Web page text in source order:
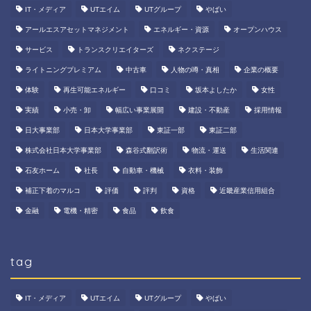
IT・メディア UTエイム UTグループ やばい
アールエスアセットマネジメント エネルギー・資源 オープンハウス
サービス トランスクリエイターズ ネクステージ
ライトニングプレミアム 中古車 人物の噂・真相 企業の概要
体験 再生可能エネルギー 口コミ 坂本よしたか 女性
実績 小売・卸 幅広い事業展開 建設・不動産 採用情報
日大事業部 日本大学事業部 東証一部 東証二部
株式会社日本大学事業部 森谷式翻訳術 物流・運送 生活関連
石友ホーム 社長 自動車・機械 衣料・装飾
補正下着のマルコ 評価 評判 資格 近畿産業信用組合
金融 電機・精密 食品 飲食
tag
IT・メディア UTエイム UTグループ やばい